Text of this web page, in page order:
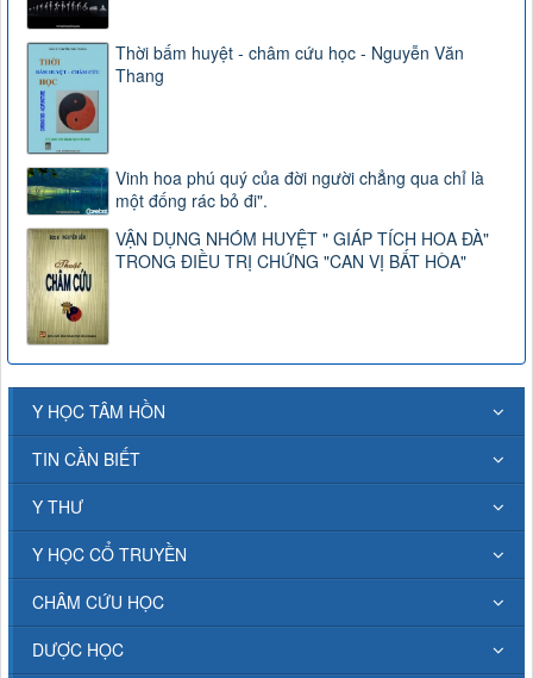
Thời bấm huyệt - châm cứu học - Nguyễn Văn
Thang
Vinh hoa phú quý của đời người chẳng qua chỉ là
một đống rác bỏ đi".
VẬN DỤNG NHÓM HUYỆT " GIÁP TÍCH HOA ĐÀ"
TRONG ĐIỀU TRỊ CHỨNG "CAN VỊ BẤT HÒA"
Y HỌC TÂM HỒN
TIN CẦN BIẾT
Y THƯ
Y HỌC CỔ TRUYỀN
CHÂM CỨU HỌC
DƯỢC HỌC